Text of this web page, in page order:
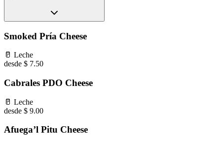
Smoked Pría Cheese
🥛 Leche
desde $ 7.50
Cabrales PDO Cheese
🥛 Leche
desde $ 9.00
Afuega’l Pitu Cheese